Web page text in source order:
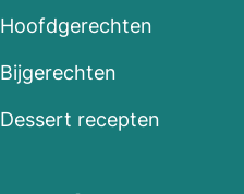
Hoofdgerechten
Bijgerechten
Dessert recepten